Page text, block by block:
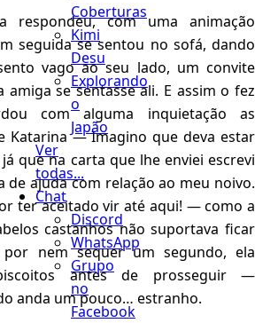
Coberturas
Kimi
Desu
Explorando
o
Japão
Ver
todas...
Chat
Discord
WhatsApp
Grupo
no
Facebook
com uma animação
seguida se sentou no sofá, dando
vago ao seu lado, um convite
amiga se sentasse ali. E assim o fez
com alguma inquietação as
Katarina — Imagino que deva estar
que na carta que lhe enviei escrevi
de ajuda com relação ao meu noivo.
ter aceitado vir até aqui! — como a
castanhos não suportava ficar
nem sequer um segundo, ela
antes de prosseguir —
anda um pouco… estranho.